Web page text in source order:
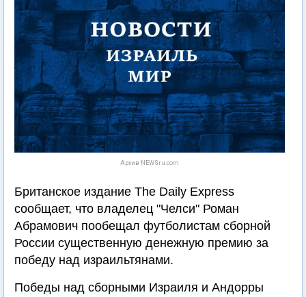
Архив NEWSru.com
Британское издание The Daily Express
сообщает, что владелец "Челси" Роман
Абрамович пообещал футболистам сборной
России существенную денежную премию за
победу над израильтянами.
Победы над сборными Израиля и Андорры